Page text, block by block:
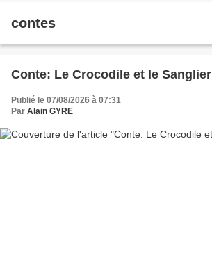
contes
Conte: Le Crocodile et le Sanglier
Publié le 07/08/2026 à 07:31
Par Alain GYRE